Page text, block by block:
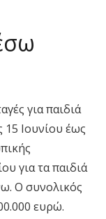
για παιδιά
15 Ιουνίου έως
για τα παιδιά
Ο συνολικός
ευρώ.